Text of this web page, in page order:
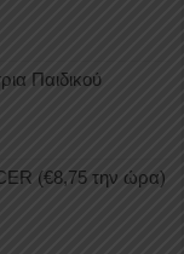
Παιδικού
(€8,75 την ώρα)